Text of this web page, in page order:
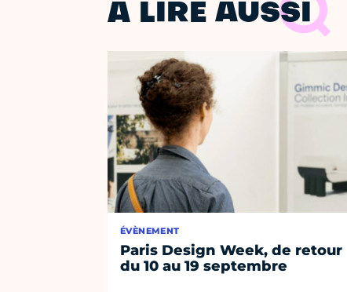
À LIRE AUSSI
ÉVÈNEMENT
Paris Design Week, de retour
du 10 au 19 septembre